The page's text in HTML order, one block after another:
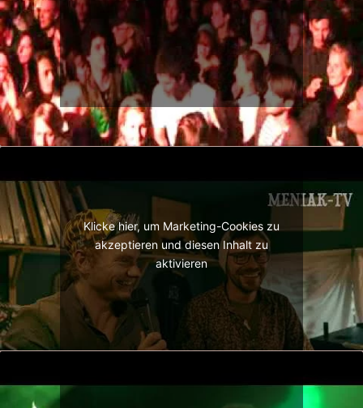
Klicke hier, um Marketing-Cookies zu
akzeptieren und diesen Inhalt zu
aktivieren